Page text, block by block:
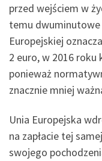
przed wejściem w
temu dwuminutowe
Europejskiej
2 euro, w 2016 roku
ponieważ
znacznie mniej
Unia Europejska
na zapłacie tej
swojego